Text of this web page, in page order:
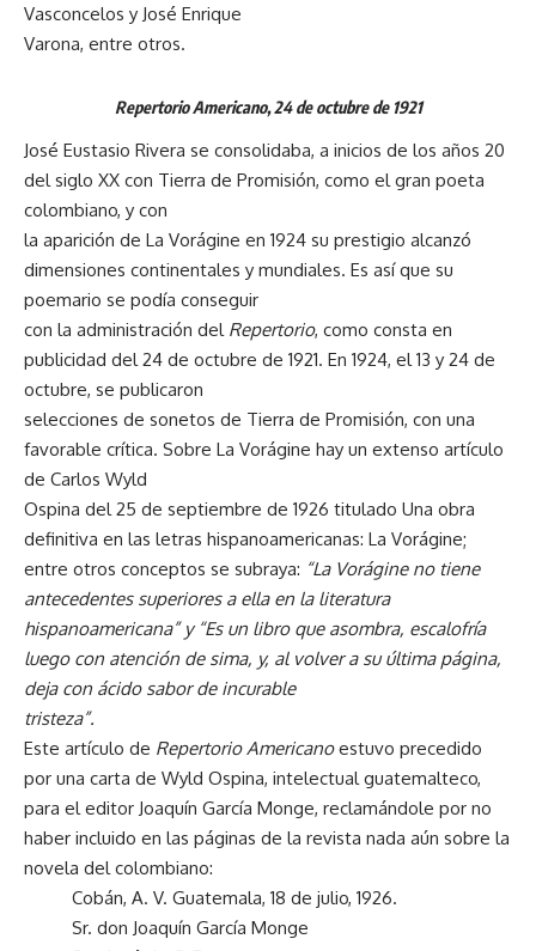
Vasconcelos y José Enrique
Varona, entre otros.
Repertorio Americano, 24 de octubre de 1921
José Eustasio Rivera se consolidaba, a inicios de los años 20
del siglo XX con Tierra de Promisión, como el gran poeta
colombiano, y con
la aparición de La Vorágine en 1924 su prestigio alcanzó
dimensiones continentales y mundiales. Es así que su
poemario se podía conseguir
con la administración del Repertorio, como consta en
publicidad del 24 de octubre de 1921. En 1924, el 13 y 24 de
octubre, se publicaron
selecciones de sonetos de Tierra de Promisión, con una
favorable crítica. Sobre La Vorágine hay un extenso artículo
de Carlos Wyld
Ospina del 25 de septiembre de 1926 titulado Una obra
definitiva en las letras hispanoamericanas: La Vorágine;
entre otros conceptos se subraya: “La Vorágine no tiene
antecedentes superiores a ella en la literatura
hispanoamericana” y “Es un libro que asombra, escalofría
luego con atención de sima, y, al volver a su última página,
deja con ácido sabor de incurable
tristeza”.
Este artículo de Repertorio Americanoestuvo precedido
por una carta de Wyld Ospina, intelectual guatemalteco,
para el editor Joaquín García Monge, reclamándole por no
haber incluido en las páginas de la revista nada aún sobre la
novela del colombiano:
Cobán, A. V. Guatemala, 18 de julio, 1926.
Sr. don Joaquín García Monge